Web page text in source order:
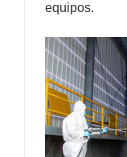
equipos.